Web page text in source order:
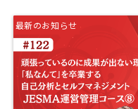
最新のお知らせ